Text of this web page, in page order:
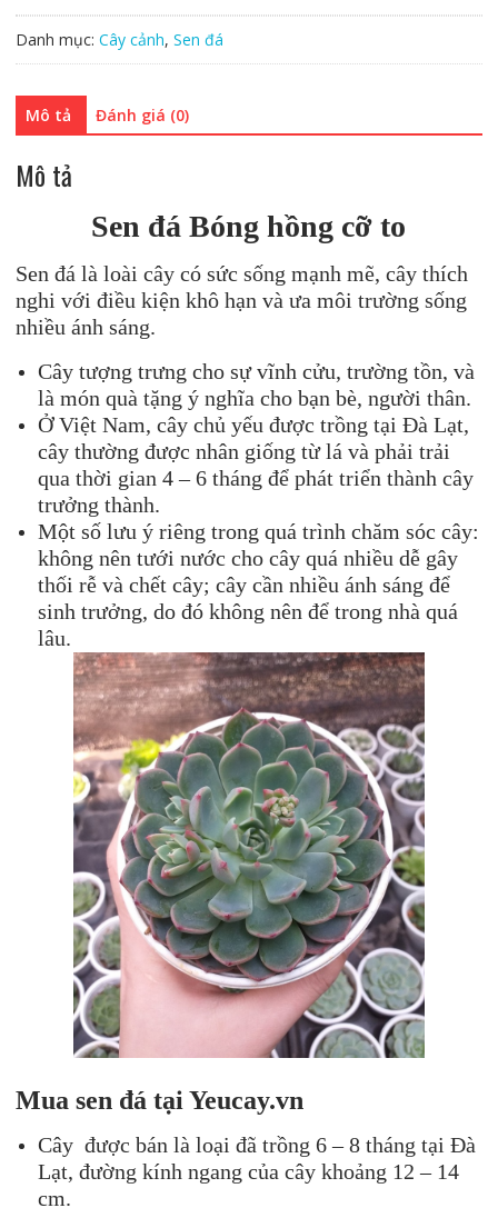
Danh mục: Cây cảnh, Sen đá
Mô tả Đánh giá (0)
Mô tả
Sen đá Bóng hồng cỡ to
Sen đá là loài cây có sức sống mạnh mẽ, cây thích
nghi với điều kiện khô hạn và ưa môi trường sống
nhiều ánh sáng.
Cây tượng trưng cho sự vĩnh cửu, trường tồn, và
là món quà tặng ý nghĩa cho bạn bè, người thân.
Ở Việt Nam, cây chủ yếu được trồng tại Đà Lạt,
cây thường được nhân giống từ lá và phải trải
qua thời gian 4 – 6 tháng để phát triển thành cây
trưởng thành.
Một số lưu ý riêng trong quá trình chăm sóc cây:
không nên tưới nước cho cây quá nhiều dễ gây
thối rễ và chết cây; cây cần nhiều ánh sáng để
sinh trưởng, do đó không nên để trong nhà quá
lâu.
Mua sen đá tại Yeucay.vn
Cây được bán là loại đã trồng 6 – 8 tháng tại Đà
Lạt, đường kính ngang của cây khoảng 12 – 14
cm.